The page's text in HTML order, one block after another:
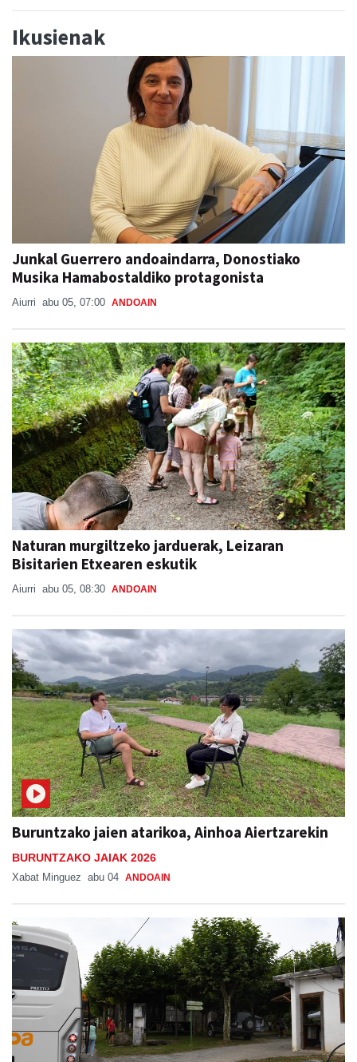
Ikusienak
Junkal Guerrero andoaindarra, Donostiako
Musika Hamabostaldiko protagonista
Aiurri abu 05, 07:00 ANDOAIN
Naturan murgiltzeko jarduerak, Leizaran
Bisitarien Etxearen eskutik
Aiurri abu 05, 08:30 ANDOAIN
Buruntzako jaien atarikoa, Ainhoa Aiertzarekin
BURUNTZAKO JAIAK 2026
Xabat Minguez abu 04 ANDOAIN